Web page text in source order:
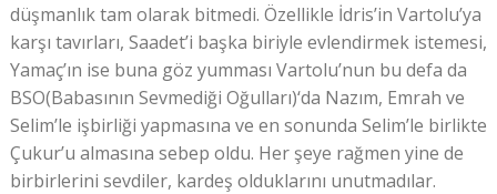
düşmanlık tam olarak bitmedi. Özellikle İdris’in Vartolu’ya
karşı tavırları, Saadet’i başka biriyle evlendirmek istemesi,
Yamaç’ın ise buna göz yumması Vartolu’nun bu defa da
BSO(Babasının Sevmediği Oğulları)‘da Nazım, Emrah ve
Selim’le işbirliği yapmasına ve en sonunda Selim’le birlikte
Çukur’u almasına sebep oldu. Her şeye rağmen yine de
birbirlerini sevdiler, kardeş olduklarını unutmadılar.